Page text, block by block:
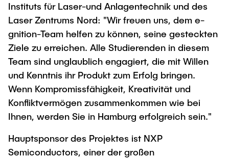
Instituts für Laser-und Anlagentechnik und des
Laser Zentrums Nord: "Wir freuen uns, dem e-
gnition-Team helfen zu können, seine gesteckten
Ziele zu erreichen. Alle Studierenden in diesem
Team sind unglaublich engagiert, die mit Willen
und Kenntnis ihr Produkt zum Erfolg bringen.
Wenn Kompromissfähigkeit, Kreativität und
Konfliktvermögen zusammenkommen wie bei
Ihnen, werden Sie in Hamburg erfolgreich sein."
Hauptsponsor des Projektes ist NXP
Semiconductors, einer der großen